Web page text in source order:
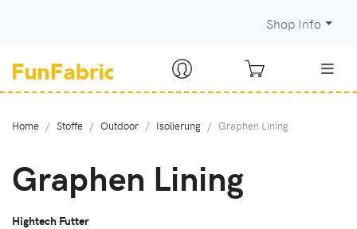
Shop Info
Home Stoffe Outdoor Isolierung Graphen Lining
Graphen Lining
Hightech Futter